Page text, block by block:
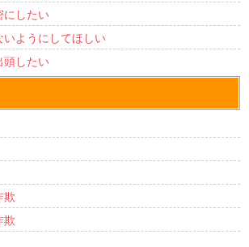
にしたい
ようにしてほしい
頭したい
欺
欺